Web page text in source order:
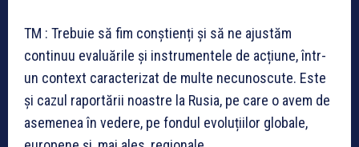
TM : Trebuie să fim conștienți și să ne ajustăm
continuu evaluările și instrumentele de acțiune, într-
un context caracterizat de multe necunoscute. Este
și cazul raportării noastre la Rusia, pe care o avem de
asemenea în vedere, pe fondul evoluțiilor globale,